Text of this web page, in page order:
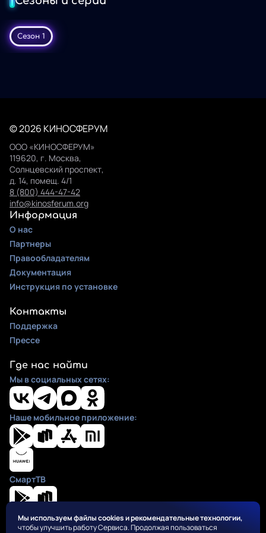
Сезон 1
© 2026 КИНОСФЕРУМ
ООО «КИНОСФЕРУМ»
119620, г. Москва,
Солнцевский проспект,
д. 14, помещ. 4/1
8 (800) 444-47-42
info@kinosferum.org
Информация
О нас
Партнеры
Правообладателям
Документация
Инструкция по установке
Контакты
Поддержка
Прессе
Где нас найти
Мы в социальных сетях:
Наше мобильное приложение:
СмартТВ
Положения
Мы используем файлы cookies и рекомендательные технологии,
чтобы улучшить работу Сервиса. Продолжая пользоваться